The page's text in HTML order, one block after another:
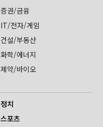
증권/금융
IT/전자/게임
건설/부동산
화학/에너지
제약/바이오
정치
스포츠